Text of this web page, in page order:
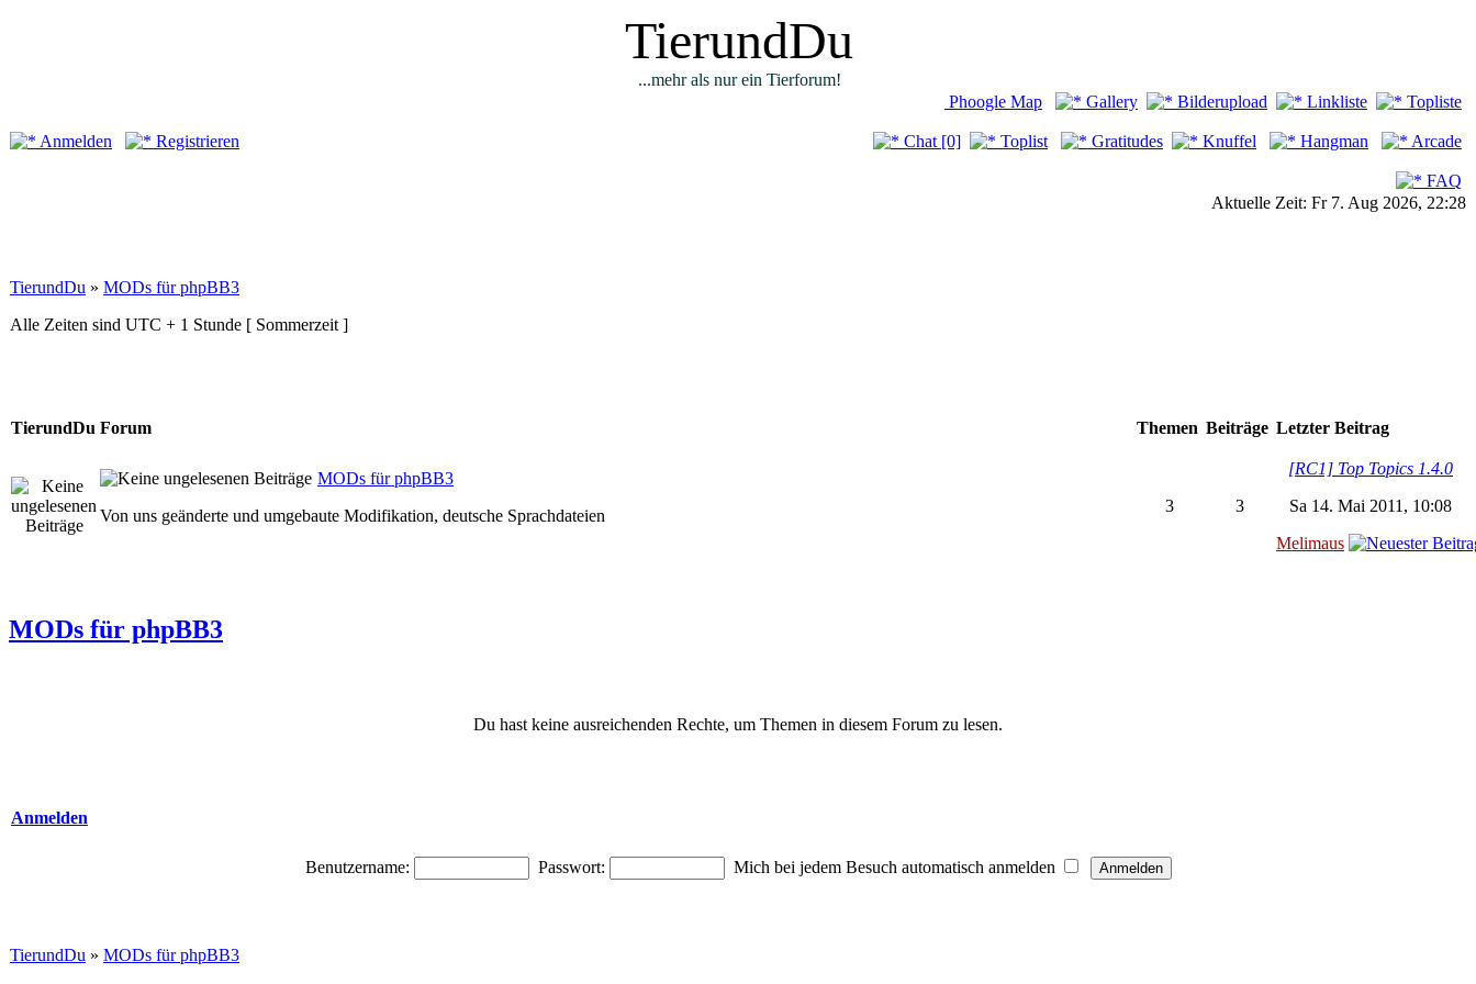
TierundDu
...mehr als nur ein Tierforum!
Anmelden Registrieren
Phoogle Map Gallery Bilderupload Linkliste Topliste
Chat [0] Toplist Gratitudes Knuffel Hangman Arcade
FAQ
Aktuelle Zeit: Fr 7. Aug 2026, 22:28
TierundDu » MODs für phpBB3
Alle Zeiten sind UTC + 1 Stunde [ Sommerzeit ]
TierundDu Forum Themen Beiträge Letzter Beitrag
MODs für phpBB3
Von uns geänderte und umgebaute Modifikation, deutsche Sprachdateien
3 3
[RC1] Top Topics 1.4.0
Sa 14. Mai 2011, 10:08
Melimaus
MODs für phpBB3
Du hast keine ausreichenden Rechte, um Themen in diesem Forum zu lesen.
Anmelden
Benutzername: Passwort: Mich bei jedem Besuch automatisch anmelden
TierundDu » MODs für phpBB3